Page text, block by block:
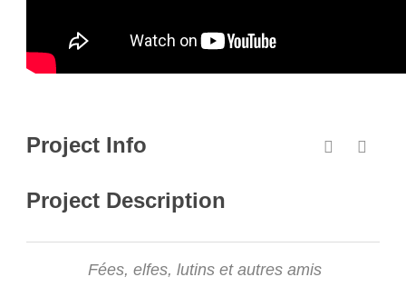
Project Info
Project Description
Fées, elfes, lutins et autres amis